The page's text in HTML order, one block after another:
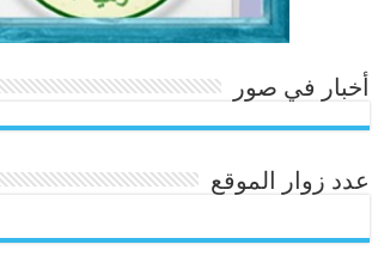
أخبار في صور
عدد زوار الموقع